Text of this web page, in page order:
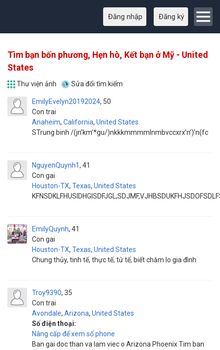
Đăng nhập Đăng ký
Tìm bạn bốn phương, Hẹn hò, Kết bạn ở Mỹ - United
States
Thư viện ảnh Sửa đổi tìm kiếm
EmilyEvelyn20192024
Con trai
50
Anaheim, California, United States
STrung binh /(jn’km’*gu/)nkkkmmmmlnmbvccxrx’n’)’n(fc
NguyenQuynh1
Con gai
41
Houston-TX, Texas, United States
EmilyQuynh
Con gai
41
Houston-TX, Texas, United States
Chung thủy, tinh tế, thực tế, tử tế, biết chăm lo gia đình
Troy9390
Con trai
35
Avondale, Arizona, United States
Số điện thoại:
Nâng cấp để xem số phone
Ban gai doc than va lam viec o Arizona Phoenix Tim ban